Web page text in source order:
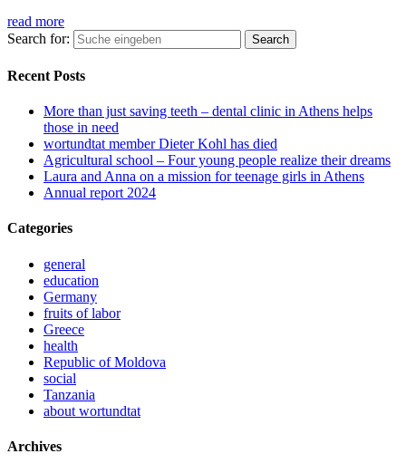
read more
Search for:
Recent Posts
More than just saving teeth – dental clinic in Athens helps
those in need
wortundtat member Dieter Kohl has died
Agricultural school – Four young people realize their dreams
Laura and Anna on a mission for teenage girls in Athens
Annual report 2024
Categories
general
education
Germany
fruits of labor
Greece
health
Republic of Moldova
social
Tanzania
about wortundtat
Archives